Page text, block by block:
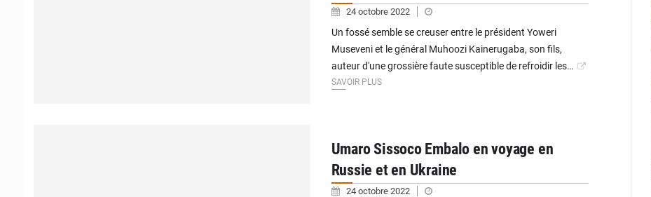
24 octobre 2022
Un fossé semble se creuser entre le président Yoweri
Museveni et le général Muhoozi Kainerugaba, son fils,
auteur d'une grossière faute susceptible de refroidir les…
SAVOIR PLUS
Umaro Sissoco Embalo en voyage en
Russie et en Ukraine
24 octobre 2022